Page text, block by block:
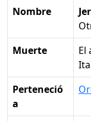
Nombre
Muerte
el año 1369 en Recineto en la actual
Perteneció
a